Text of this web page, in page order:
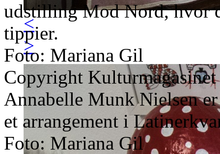
<
>
udstilling Mod Nord, hvor
tippier.
Foto: Mariana Gil
Copyright
Annabelle Munk Nielsen
et arrangement i
Foto: Mariana Gil